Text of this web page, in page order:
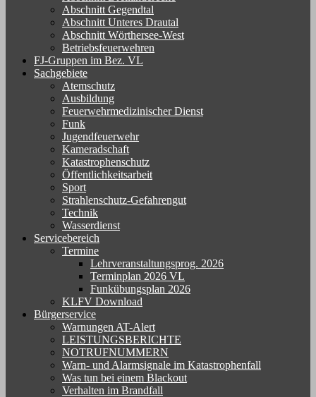
Abschnitt Gegendtal
Abschnitt Unteres Drautal
Abschnitt Wörthersee-West
Betriebsfeuerwehren
FJ-Gruppen im Bez. VL
Sachgebiete
Atemschutz
Ausbildung
Feuerwehrmedizinischer Dienst
Funk
Jugendfeuerwehr
Kameradschaft
Katastrophenschutz
Öffentlichkeitsarbeit
Sport
Strahlenschutz-Gefahrengut
Technik
Wasserdienst
Servicebereich
Termine
Lehrveranstaltungsprog. 2026
Terminplan 2026 VL
Funkübungsplan 2026
KLFV Download
Bürgerservice
Warnungen AT-Alert
LEISTUNGSBERICHTE
NOTRUFNUMMERN
Warn- und Alarmsignale im Katastrophenfall
Was tun bei einem Blackout
Verhalten im Brandfall